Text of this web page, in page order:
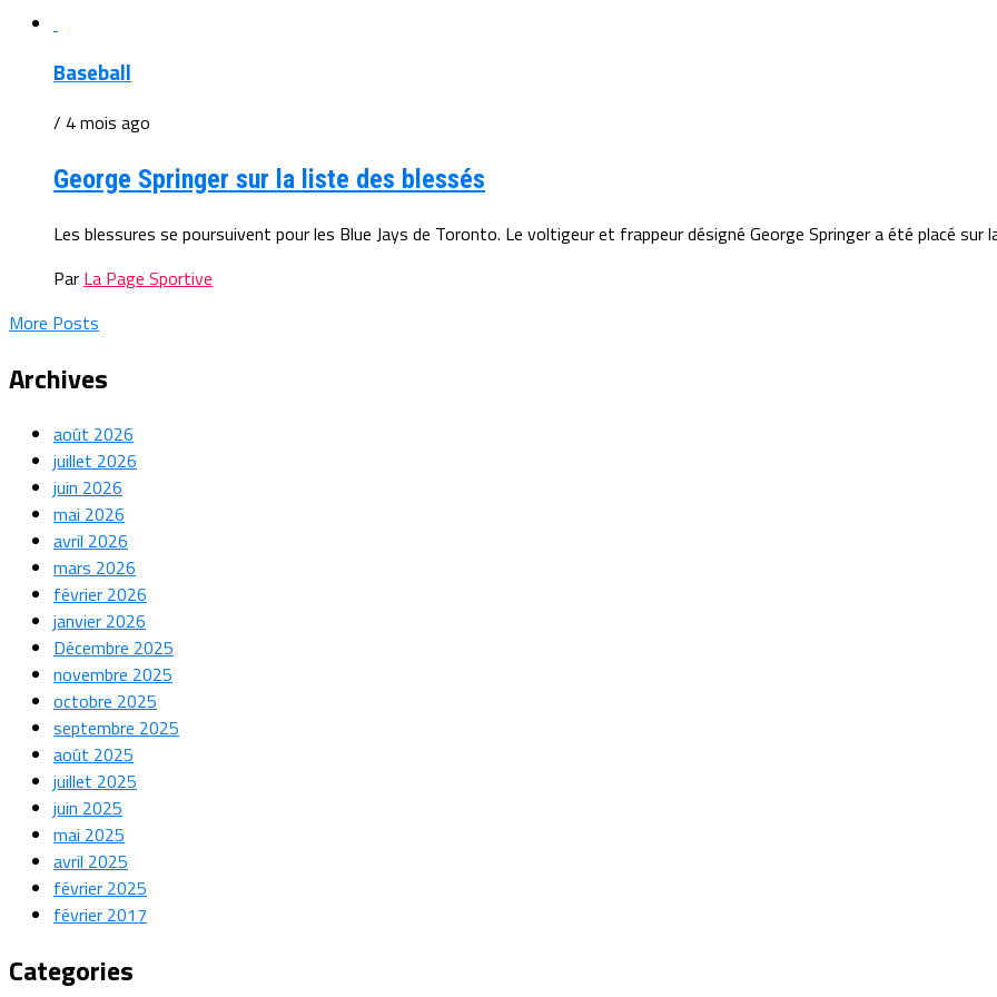
Baseball
/ 4 mois ago
George Springer sur la liste des blessés
Les blessures se poursuivent pour les Blue Jays de Toronto. Le voltigeur et frappeur désigné George Springer a été placé sur
Par La Page Sportive
More Posts
Archives
août 2026
juillet 2026
juin 2026
mai 2026
avril 2026
mars 2026
février 2026
janvier 2026
Décembre 2025
novembre 2025
octobre 2025
septembre 2025
août 2025
juillet 2025
juin 2025
mai 2025
avril 2025
février 2025
février 2017
Categories